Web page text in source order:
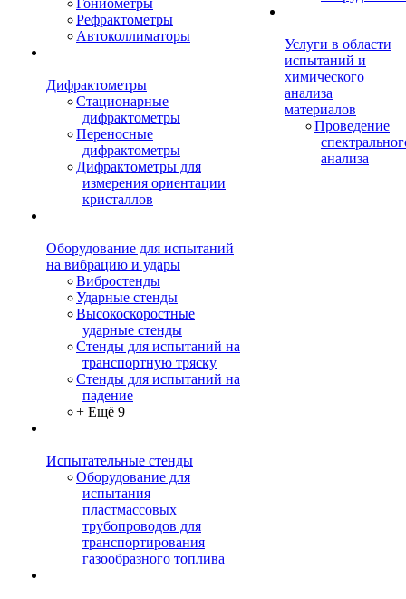
Гониометры
Рефрактометры
Автоколлиматоры
Дифрактометры
Стационарные
дифрактометры
Переносные
дифрактометры
Дифрактометры для
измерения ориентации
кристаллов
Оборудование для испытаний
на вибрацию и удары
Вибростенды
Ударные стенды
Высокоскоростные
ударные стенды
Стенды для испытаний на
транспортную тряску
Стенды для испытаний на
падение
+ Ещё 9
Испытательные стенды
Оборудование для
испытания
пластмассовых
трубопроводов для
транспортирования
газообразного топлива
Услуги в области
испытаний и
химического
анализа
материалов
Проведение
анализа